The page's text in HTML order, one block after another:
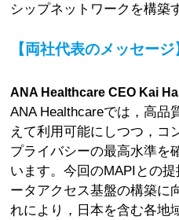
シップネットワークを構築
【両社代表のメッセージ
ANA Healthcare CEO Kai
ANA Healthcareでは，高品
えて利用可能にしつつ，コ
プライバシーの最高水準を
います。今回のMAPIとの
ータアクセス基盤の構築に
れにより，日本を含む各地